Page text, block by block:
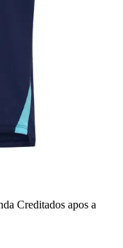
Creditados apos a